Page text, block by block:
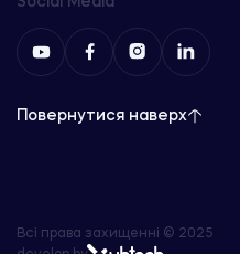
Повернутися наверх
Всі права захищенні © 2025